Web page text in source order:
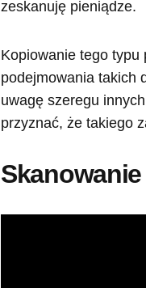
zeskanuję pieniądze.
Kopiowanie tego
podejmowania takich
uwagę szeregu
przyznać, że takiego